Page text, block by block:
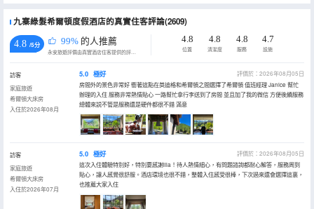
九寨綠髮希爾頓度假酒店的真實住客評論(2609)
4.8 /5分 99% 的人推薦
永安旅遊評價由真實酒店住客提供的評價。
4.8
位置
4.8
清潔度
4.8
服務
4.7
設施
訪客
家庭旅遊
希爾頓大床房
入住於2026年08月
5.0 極好
評價於：2026年08月05日
房間外的景色非常好 衝著這點在英迪格和希爾頓之間選擇了希爾頓 值班經理 Janice 幫忙
辦理的入住 服務非常熱情貼心 一路幫忙拿行李送到了房間 並且加了我的微信 方便後續服務
總體來説不管是服務還是硬件都很不錯 滿意
訪客
家庭旅遊
希爾頓大床房
入住於2026年07月
5.0 極好
評價於：2026年08月05日
這次入住體驗特別好，特別要感謝lila！待人熱情細心，有問題諮詢都耐心解答，服務周到
貼心，讓人感覺很舒服。酒店環境也很不錯，整體入住感受很棒，下次過來還會選擇這裏，
也推薦大家入住